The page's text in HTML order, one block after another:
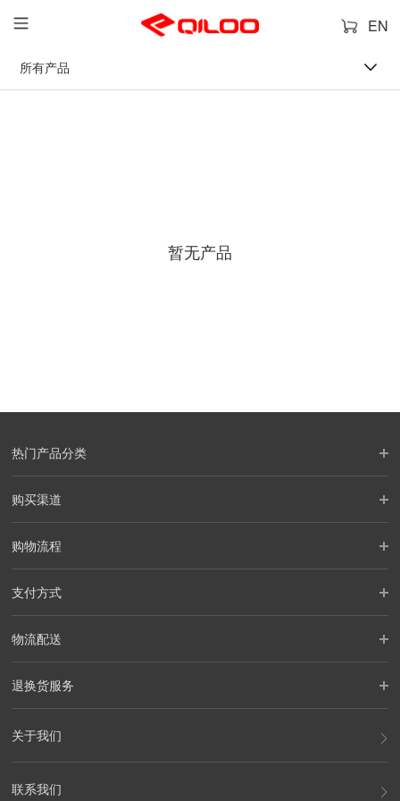
EN
所有产品
暂无产品
热门产品分类
购买渠道
购物流程
支付方式
物流配送
退换货服务
关于我们
联系我们